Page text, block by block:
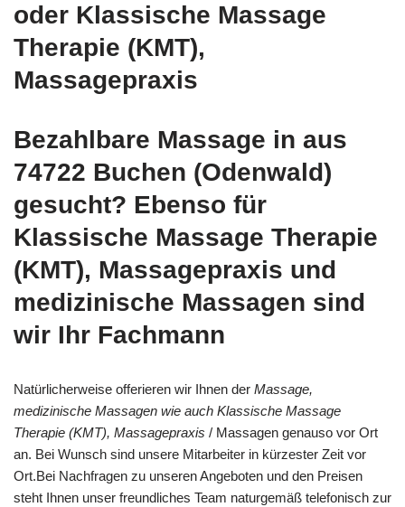
oder Klassische Massage
Therapie (KMT),
Massagepraxis
Bezahlbare Massage in aus
74722 Buchen (Odenwald)
gesucht? Ebenso für
Klassische Massage Therapie
(KMT), Massagepraxis und
medizinische Massagen sind
wir Ihr Fachmann
Natürlicherweise offerieren wir Ihnen der Massage,
medizinische Massagen wie auch Klassische Massage
Therapie (KMT), Massagepraxis / Massagen genauso vor Ort
an. Bei Wunsch sind unsere Mitarbeiter in kürzester Zeit vor
Ort.Bei Nachfragen zu unseren Angeboten und den Preisen
steht Ihnen unser freundliches Team naturgemäß telefonisch zur